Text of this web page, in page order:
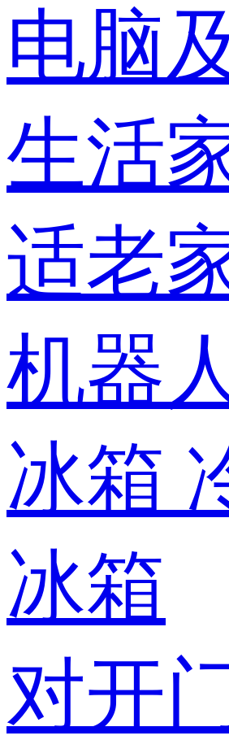
电脑
生活
适老
机器
冰箱
冰箱
对开